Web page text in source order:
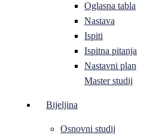
Oglasna tabla
Nastava
Ispiti
Ispitna pitanja
Nastavni plan
Master studij
Bijeljina
Osnovni studij